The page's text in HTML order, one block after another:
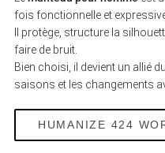
fois fonctionnelle et
Il protège, structure la
faire de bruit.
Bien choisi, il devient un allié
saisons et les changements
HUMANIZE 424